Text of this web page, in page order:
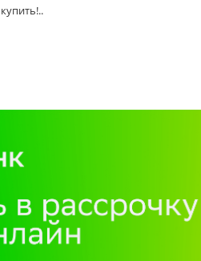
купить!..